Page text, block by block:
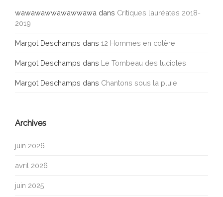
wawawawwawawwawa dans Critiques lauréates 2018-
2019
Margot Deschamps dans 12 Hommes en colère
Margot Deschamps dans Le Tombeau des lucioles
Margot Deschamps dans Chantons sous la pluie
Archives
juin 2026
avril 2026
juin 2025